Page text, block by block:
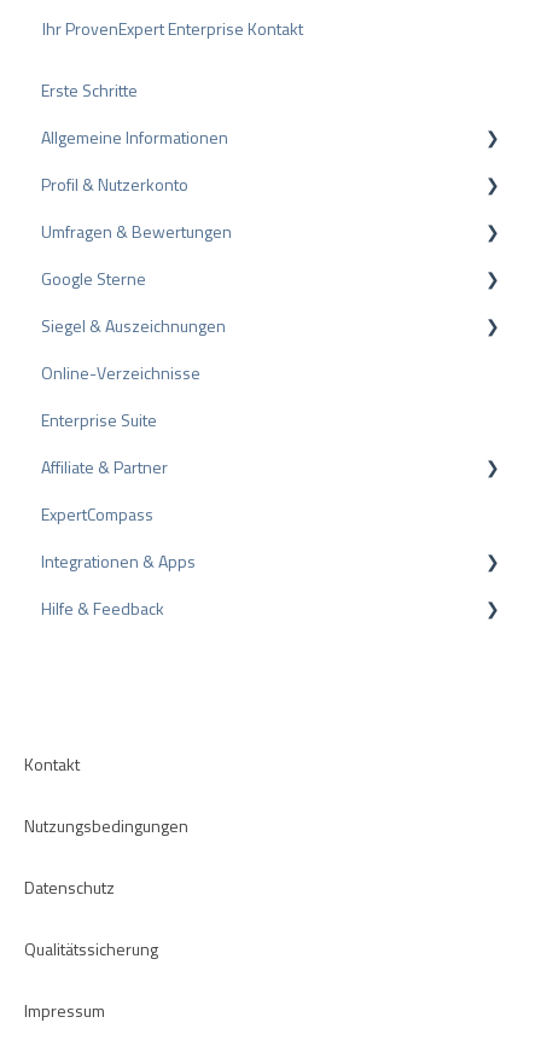
Ihr ProvenExpert Enterprise Kontakt
Erste Schritte
Allgemeine Informationen
Datenschutz
Pakete und Preise
API
ProvenEmployer
Profil & Nutzerkonto
Profil-Einstellungen
Nutzerkonto
Rechnungsstellung
Umfragen & Bewertungen
Bewertungen
Umfragen
Andere Bewertungsquellen
Bewertungen teilen
Negative Bewertungen
Schlichtungsverfahren
Tipps zu Bewertungen
Interne Umfragen
Google Sterne
Rich Snippet
Siegel & Auszeichnungen
PRO Seal
Bewertungssiegel
Auszeichnungen
Online-Verzeichnisse
Enterprise Suite
Affiliate & Partner
Partnerprogramm
Empfehlung
ExpertCompass
Integrationen & Apps
CMS-Plugins
Hilfe & Feedback
Kontakt
Nutzungsbedingungen
Datenschutz
Qualitätssicherung
Impressum